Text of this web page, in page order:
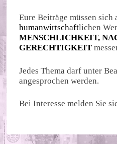
Eure Beiträge müssen sich
humanwirtschaftlichen
MENSCHLICHKEIT,
GERECHTIGKEIT
Jedes Thema darf unter
angesprochen werden.
Bei Interesse melden Sie